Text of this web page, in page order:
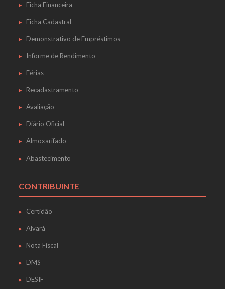
Ficha Financeira
Ficha Cadastral
Demonstrativo de Empréstimos
Informe de Rendimento
Férias
Recadastramento
Avaliação
Diário Oficial
Almoxarifado
Abastecimento
CONTRIBUINTE
Certidão
Alvará
Nota Fiscal
DMS
DESIF